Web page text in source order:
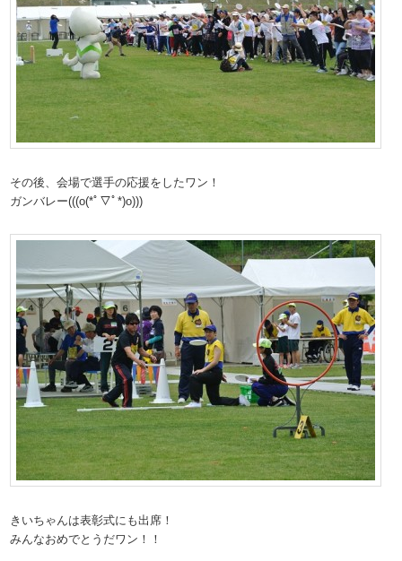
その後、会場で選手の応援をしたワン！
ガンバレー(((o(*ﾟ▽ﾟ*)o)))
きいちゃんは表彰式にも出席！
みんなおめでとうだワン！！